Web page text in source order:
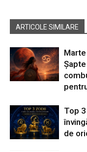
ARTICOLE SIMILARE
Top
de